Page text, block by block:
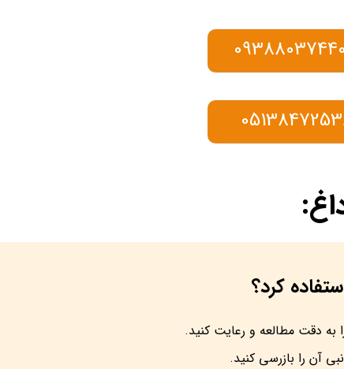
به دقت مطالعه و رعایت کنید.
آن را بازرسی کنید.